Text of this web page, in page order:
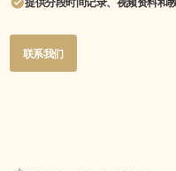
Button
联系我们
联系我们